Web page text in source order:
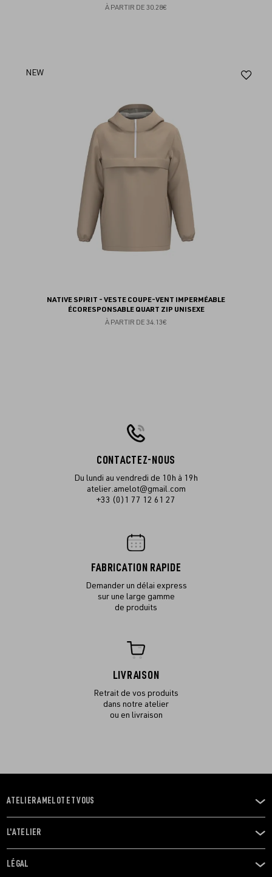
À PARTIR DE 30.28€
NEW
NATIVE SPIRIT - VESTE COUPE-VENT IMPERMÉABLE
ÉCORESPONSABLE QUART ZIP UNISEXE
À PARTIR DE 34.13€
CONTACTEZ-NOUS
Du lundi au vendredi de 10h à 19h
atelier.amelot@gmail.com
+33 (0)1 77 12 61 27
FABRICATION RAPIDE
Demander un délai express
sur une large gamme
de produits
LIVRAISON
Retrait de vos produits
dans notre atelier
ou en livraison
OUVRIR
LE
MENU
ATELIER AMELOT ET VOUS
OUVRIR
LE
MENU
L'ATELIER
OUVRIR
LÉGAL